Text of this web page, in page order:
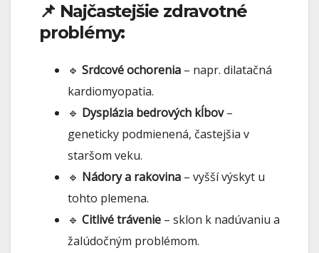
📌 Najčastejšie zdravotné
problémy:
🔹 Srdcové ochorenia – napr. dilatačná
kardiomyopatia.
🔹 Dysplázia bedrových kĺbov–
geneticky podmienená, častejšia v
staršom veku.
🔹 Nádory a rakovina – vyšší výskyt u
tohto plemena.
🔹 Citlivé trávenie – sklon k nadúvaniu a
žalúdočným problémom.